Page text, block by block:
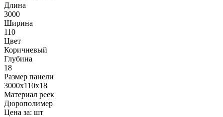
Длина
3000
Ширина
110
Цвет
Коричневый
Глубина
18
Размер панели
3000x110x18
Материал реек
Дюрополимер
Цена за: шт